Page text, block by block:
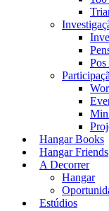
Hangar Books
Hangar Friends
A Decorrer
Hangar
Estúdios